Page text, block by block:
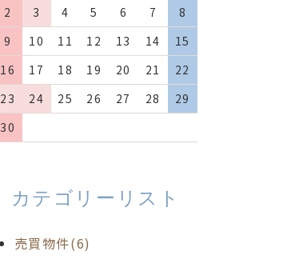
2
3 4 5 6 7
8
9
10 11 12 13 14
15
16
17 18 19 20 21
22
23
24 25 26 27 28
29
30
カテゴリーリスト
売買物件(6)